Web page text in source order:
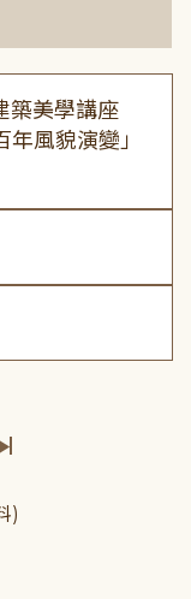
築美學講座
年風貌演變」
)